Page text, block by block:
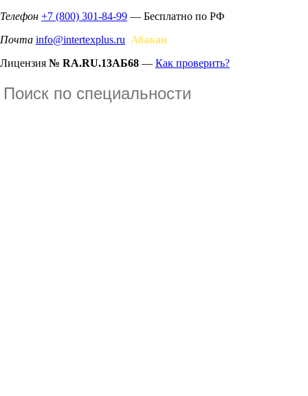
Телефон +7 (800) 301-84-99 — Бесплатно по РФ
Почта info@intertexplus.ru Абакан
Лицензия № RA.RU.13АБ68 — Как проверить?